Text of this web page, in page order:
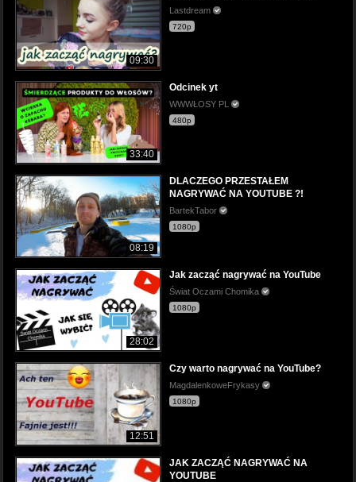
09:30
Lastdream
720p
33:40
Odcinek yt
WWWŁOSY PL
480p
08:19
DLACZEGO PRZESTAŁEM
NAGRYWAĆ NA YOUTUBE ?!
BartekTabor
1080p
28:02
Jak zacząć nagrywać na YouTube
Świat Oczami Chomika
1080p
12:51
Czy warto nagrywać na YouTube?
MagdalenkoweFrykasy
1080p
JAK ZACZĄĆ NAGRYWAĆ NA
YOUTUBE